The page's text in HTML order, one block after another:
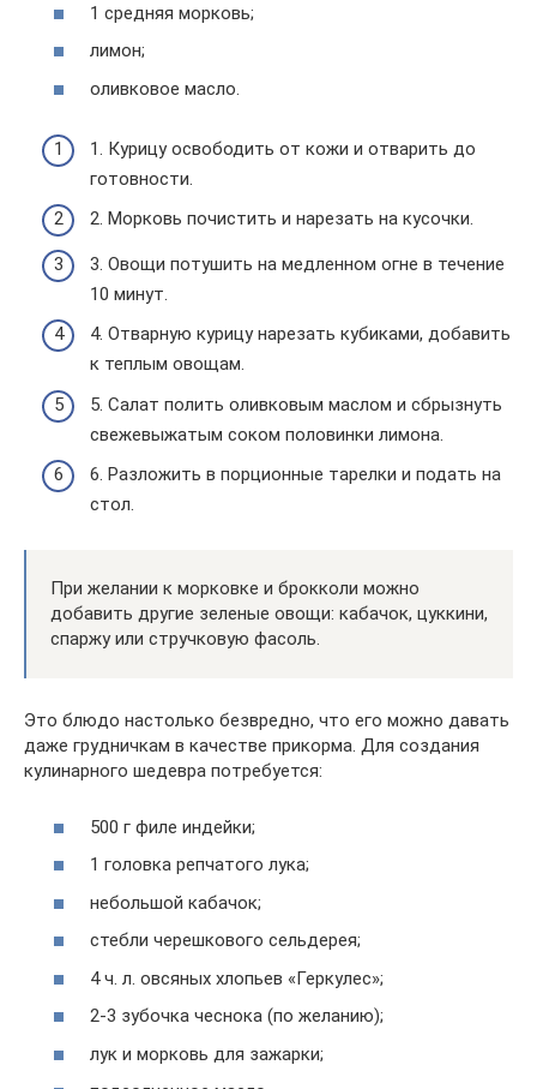
1 средняя морковь;
лимон;
оливковое масло.
1. Курицу освободить от кожи и отварить до
готовности.
2. Морковь почистить и нарезать на кусочки.
3. Овощи потушить на медленном огне в течение
10 минут.
4. Отварную курицу нарезать кубиками, добавить
к теплым овощам.
5. Салат полить оливковым маслом и сбрызнуть
свежевыжатым соком половинки лимона.
6. Разложить в порционные тарелки и подать на
стол.
При желании к морковке и брокколи можно
добавить другие зеленые овощи: кабачок, цуккини,
спаржу или стручковую фасоль.
Это блюдо настолько безвредно, что его можно давать
даже грудничкам в качестве прикорма. Для создания
кулинарного шедевра потребуется:
500 г филе индейки;
1 головка репчатого лука;
небольшой кабачок;
стебли черешкового сельдерея;
4 ч. л. овсяных хлопьев «Геркулес»;
2-3 зубочка чеснока (по желанию);
лук и морковь для зажарки;